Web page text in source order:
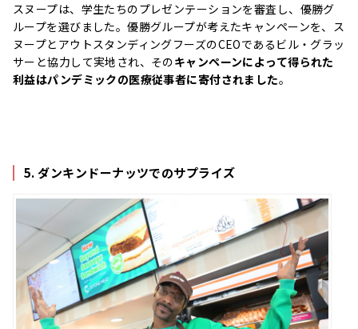
スヌープは、学生たちのプレゼンテーションを審査し、優勝グ
ループを選びました。優勝グループが考えたキャンペーンを、ス
ヌープとアウトスタンディングフーズのCEOであるビル・グラッ
サーと協力して実地され、そのキャンペーンによって得られた
利益はパンデミックの医療従事者に寄付されました。
5. ダンキンドーナッツでのサプライズ